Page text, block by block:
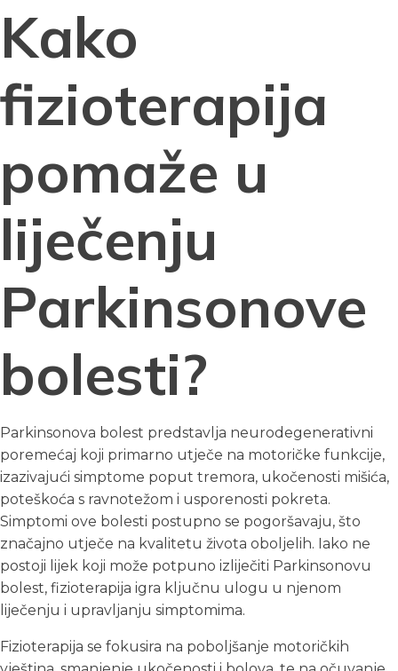
Kako
fizioterapija
pomaže u
liječenju
Parkinsonove
bolesti?
Parkinsonova bolest predstavlja neurodegenerativni
poremećaj koji primarno utječe na motoričke funkcije,
izazivajući simptome poput tremora, ukočenosti mišića,
poteškoća s ravnotežom i usporenosti pokreta.
Simptomi ove bolesti postupno se pogoršavaju, što
značajno utječe na kvalitetu života oboljelih. Iako ne
postoji lijek koji može potpuno izliječiti Parkinsonovu
bolest, fizioterapija igra ključnu ulogu u njenom
liječenju i upravljanju simptomima.
Fizioterapija se fokusira na poboljšanje motoričkih